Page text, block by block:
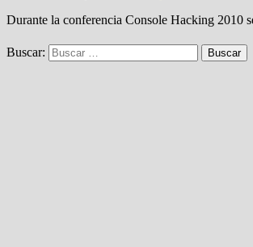
Durante la conferencia Console Hacking 2010
Buscar: